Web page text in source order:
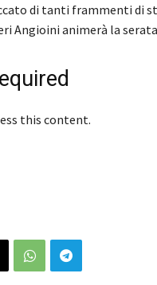
di tanti frammenti di
Angioini animerà la
this content.